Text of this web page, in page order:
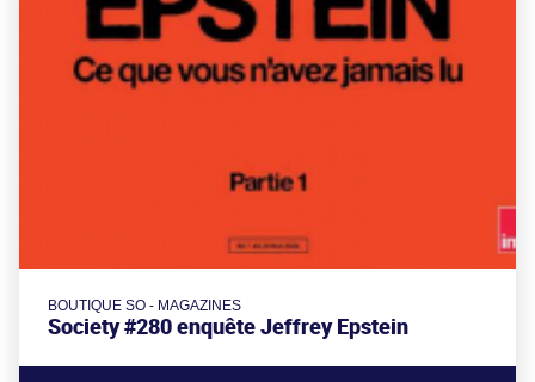
BOUTIQUE SO - MAGAZINES
Society #280 enquête Jeffrey Epstein